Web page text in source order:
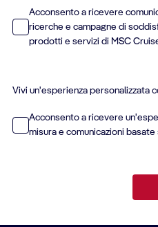
Acconsento a ricevere
ricerche e campagne di
prodotti e servizi di MSC
Vivi un'esperienza personalizzata
Acconsento a ricevere
misura e comunicazioni